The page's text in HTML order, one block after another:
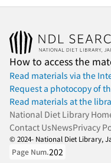
How to access the
Read materials via the
Request a photocopy of
Read materials at the
National Diet Library
Contact UsNewsPrivacy
© 2024- National Diet Library,
Page Num.202